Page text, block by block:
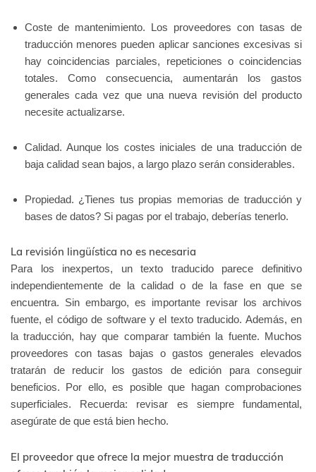
Coste de mantenimiento. Los proveedores con tasas de
traducción menores pueden aplicar sanciones excesivas si
hay coincidencias parciales, repeticiones o coincidencias
totales. Como consecuencia, aumentarán los gastos
generales cada vez que una nueva revisión del producto
necesite actualizarse.
Calidad. Aunque los costes iniciales de una traducción de
baja calidad sean bajos, a largo plazo serán considerables.
Propiedad. ¿Tienes tus propias memorias de traducción y
bases de datos? Si pagas por el trabajo, deberías tenerlo.
La revisión lingüística no es necesaria
Para los inexpertos, un texto traducido parece definitivo
independientemente de la calidad o de la fase en que se
encuentra. Sin embargo, es importante revisar los archivos
fuente, el código de software y el texto traducido. Además, en
la traducción, hay que comparar también la fuente. Muchos
proveedores con tasas bajas o gastos generales elevados
tratarán de reducir los gastos de edición para conseguir
beneficios. Por ello, es posible que hagan comprobaciones
superficiales. Recuerda: revisar es siempre fundamental,
asegúrate de que está bien hecho.
El proveedor que ofrece la mejor muestra de traducción